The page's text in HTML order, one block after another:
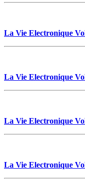
La Vie Electronique
La Vie Electronique
La Vie Electronique
La Vie Electronique